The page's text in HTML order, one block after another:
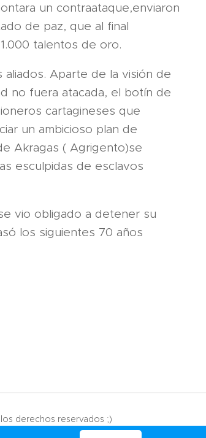
un contraataque,enviaron
de paz, que al final
talentos de oro.
Aparte de la visión de
no fuera atacada, el botín de
cartagineses que
un ambicioso plan de
Akragas ( Agrigento)se
esculpidas de esclavos
vio obligado a detener su
los siguientes 70 años
derechos reservados ;)